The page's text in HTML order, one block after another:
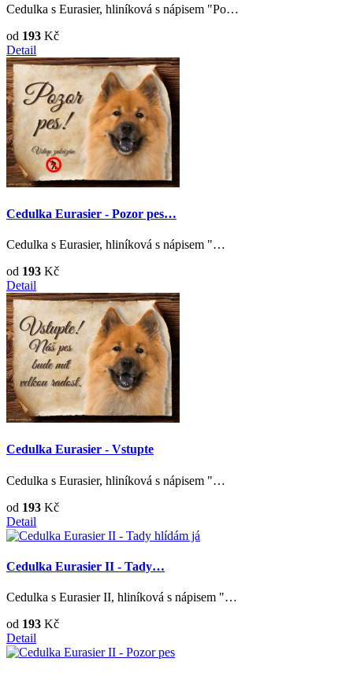
Cedulka s Eurasier, hliníková s nápisem "Po…
od 193 Kč
Detail
Cedulka Eurasier - Pozor pes…
Cedulka s Eurasier, hliníková s nápisem "…
od 193 Kč
Detail
Cedulka Eurasier - Vstupte
Cedulka s Eurasier, hliníková s nápisem "…
od 193 Kč
Detail
Cedulka Eurasier II - Tady…
Cedulka s Eurasier II, hliníková s nápisem "…
od 193 Kč
Detail